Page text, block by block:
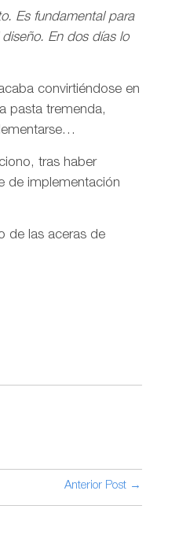
Es fundamental para
En dos días lo
convirtiéndose en
pasta tremenda,
tras haber
de implementación
de las aceras de
Anterior Post →